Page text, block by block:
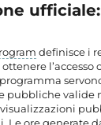
ufficiale:
definisce i
l’accesso
pubbliche valide